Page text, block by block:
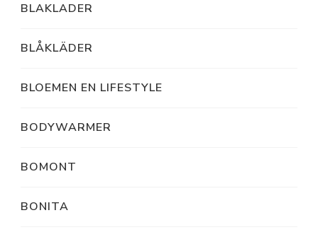
BLAKLADER
BLÅKLÄDER
BLOEMEN EN LIFESTYLE
BODYWARMER
BOMONT
BONITA